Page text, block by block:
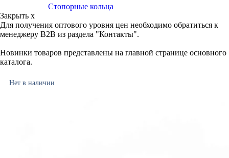
Стопорные кольца
Закрыть x
Для получения оптового уровня цен необходимо обратиться к
менеджеру B2B из раздела "Контакты".
Новинки товаров представлены на главной странице основного
каталога.
Нет в наличии